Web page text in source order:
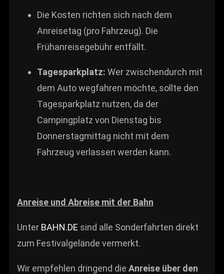
Die Kosten richten sich nach dem
Anreisetag (pro Fahrzeug). Die
Frühanreisegebühr entfällt.
Tagesparkplatz: Wer zwischendurch mit
dem Auto wegfahren möchte, sollte den
Tagesparkplatz nutzen, da der
Campingplatz von Dienstag bis
Donnerstagmittag nicht mit dem
Fahrzeug verlassen werden kann.
Anreise und Abreise mit der Bahn
Unter BAHN.DE sind alle Sonderfahrten direkt
zum Festivalgelände vermerkt.
Wir empfehlen dringend die Anreise über den